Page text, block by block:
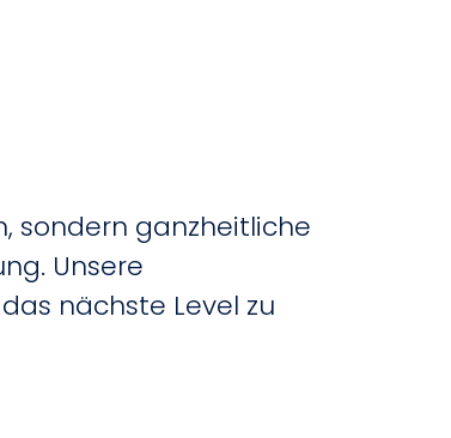
sondern ganzheitliche
Unsere
nächste Level zu